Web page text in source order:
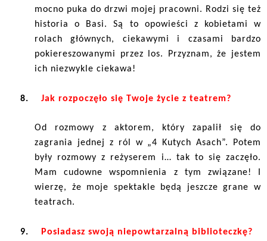
mocno puka do drzwi mojej pracowni. Rodzi się też
historia o Basi. Są to opowieści z kobietami w
rolach głównych, ciekawymi i czasami bardzo
pokiereszowanymi przez los. Przyznam, że jestem
ich niezwykle ciekawa!
8. Jak rozpoczęło się Twoje życie z teatrem?
Od rozmowy z aktorem, który zapalił się do
zagrania jednej z ról w „4 Kutych Asach”. Potem
były rozmowy z reżyserem i… tak to się zaczęło.
Mam cudowne wspomnienia z tym związane! I
wierzę, że moje spektakle będą jeszcze grane w
teatrach.
9. Posiadasz swoją niepowtarzalną biblioteczkę?